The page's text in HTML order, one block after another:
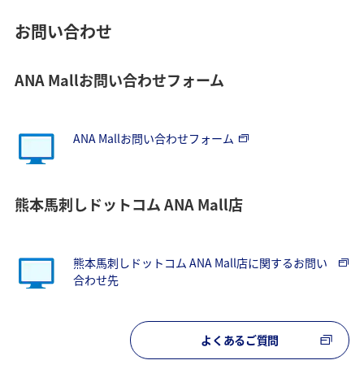
お問い合わせ
ANA Mallお問い合わせフォーム
ANA Mallお問い合わせフォーム
熊本馬刺しドットコム ANA Mall店
熊本馬刺しドットコム ANA Mall店に関するお問い
合わせ先
よくあるご質問